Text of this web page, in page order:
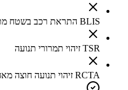
BLIS התראת רכב בשטח מת
TSR זיהוי תמרורי תנועה
RCTA זיהוי תנועה חוצה מאחור